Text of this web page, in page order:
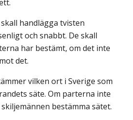
handlägga tvisten
och snabbt. De skall
har bestämt, om det inte
det.
vilken ort i Sverige som
säte. Om parterna inte
bestämma sätet.